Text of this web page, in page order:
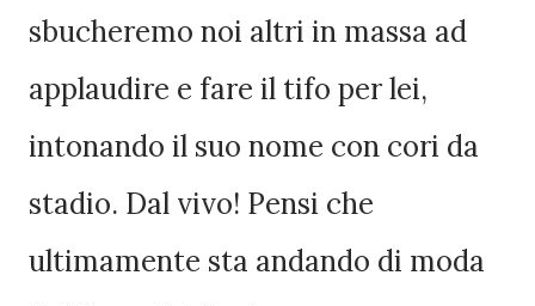
sbucheremo noi altri in massa ad
applaudire e fare il tifo per lei,
intonando il suo nome con cori da
stadio. Dal vivo! Pensi che
ultimamente sta andando di moda